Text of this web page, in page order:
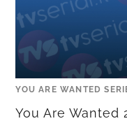
YOU ARE WANTED
You Are Wanted